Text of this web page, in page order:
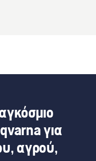
για
αγρού,